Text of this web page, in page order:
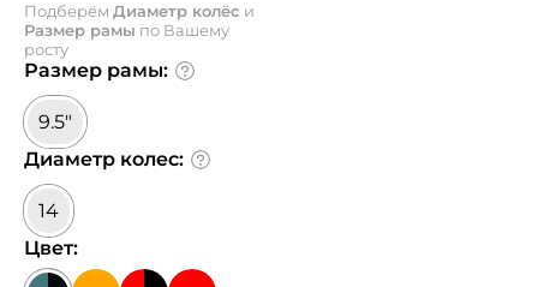
Подберём Диаметр колёс и
Размер рамы по Вашему
росту
Размер рамы:
9.5"
Диаметр колес:
14
Цвет: